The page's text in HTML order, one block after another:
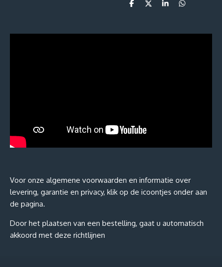
D
n
D
S
e
D
n
Voor onze algemene voorwaarden en informatie over
levering, garantie en privacy, klik op de icoontjes onder aan
de pagina.
Door het plaatsen van een bestelling, gaat u automatisch
akkoord met deze richtlijnen